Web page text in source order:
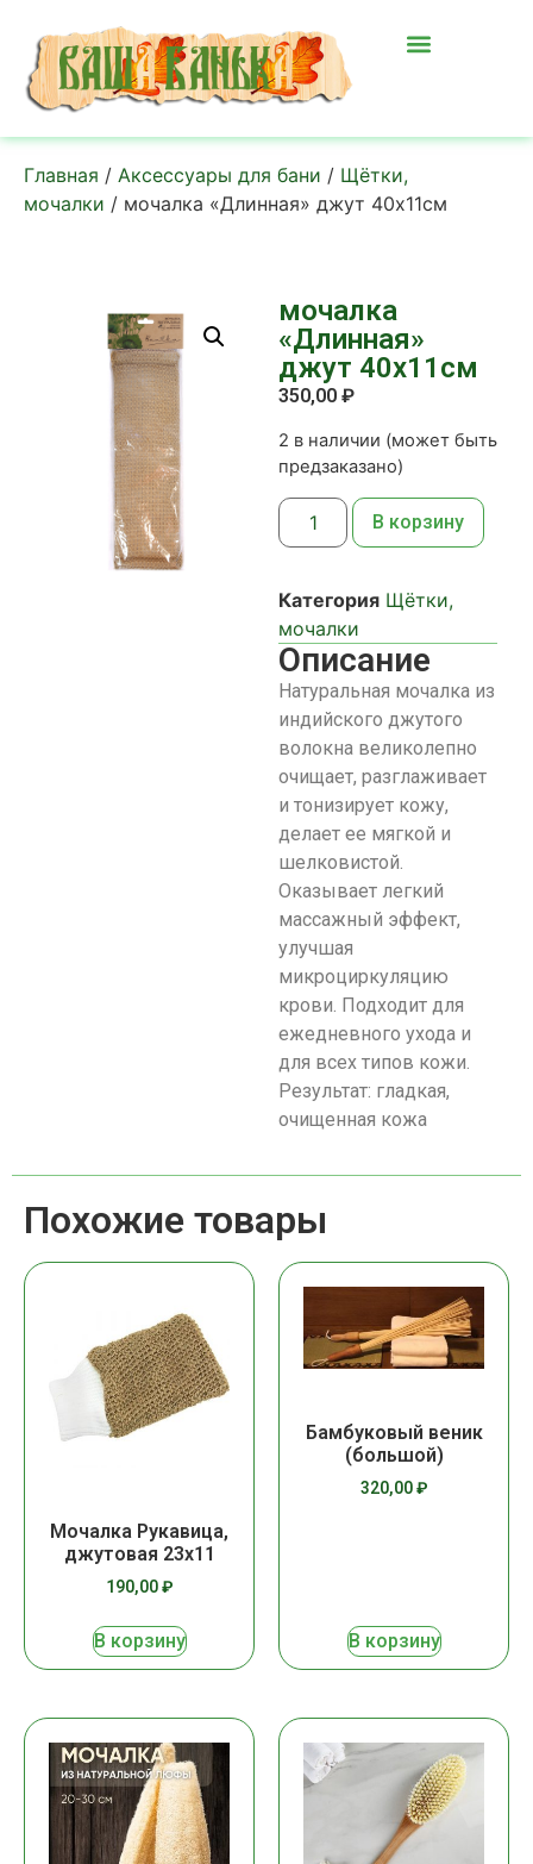
Главная / Аксессуары для бани / Щётки,
мочалки / мочалка «Длинная» джут 40х11см
мочалка
«Длинная»
джут 40х11см
350,00 ₽
2 в наличии (может быть
предзаказано)
В корзину
Категория Щётки,
мочалки
Описание
Натуральная мочалка из
индийского джутого
волокна великолепно
очищает, разглаживает
и тонизирует кожу,
делает ее мягкой и
шелковистой.
Оказывает легкий
массажный эффект,
улучшая
микроциркуляцию
крови. Подходит для
ежедневного ухода и
для всех типов кожи.
Результат: гладкая,
очищенная кожа
Похожие товары
Мочалка Рукавица,
джутовая 23х11
190,00₽
В корзину
Бамбуковый веник
(большой)
320,00₽
В корзину